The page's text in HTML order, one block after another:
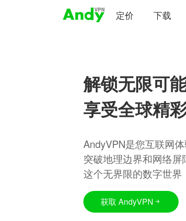
定价 下载
解锁无限可能
享受全球精彩
AndyVPN是您互联网
突破地理边界和网络
这个无界限的数字世界
获取 AndyVPN